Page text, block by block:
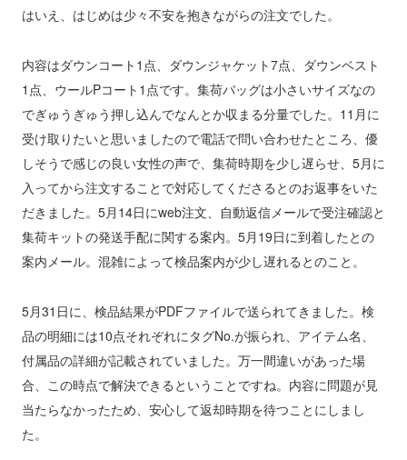
はいえ、はじめは少々不安を抱きながらの注文でした。
内容はダウンコート1点、ダウンジャケット7点、ダウンベスト
1点、ウールPコート1点です。集荷バッグは小さいサイズなの
でぎゅうぎゅう押し込んでなんとか収まる分量でした。11月に
受け取りたいと思いましたので電話で問い合わせたところ、優
しそうで感じの良い女性の声で、集荷時期を少し遅らせ、5月に
入ってから注文することで対応してくださるとのお返事をいた
だきました。5月14日にweb注文、自動返信メールで受注確認と
集荷キットの発送手配に関する案内。5月19日に到着したとの
案内メール。混雑によって検品案内が少し遅れるとのこと。
5月31日に、検品結果がPDFファイルで送られてきました。検
品の明細には10点それぞれにタグNo.が振られ、アイテム名、
付属品の詳細が記載されていました。万一間違いがあった場
合、この時点で解決できるということですね。内容に問題が見
当たらなかったため、安心して返却時期を待つことにしまし
た。